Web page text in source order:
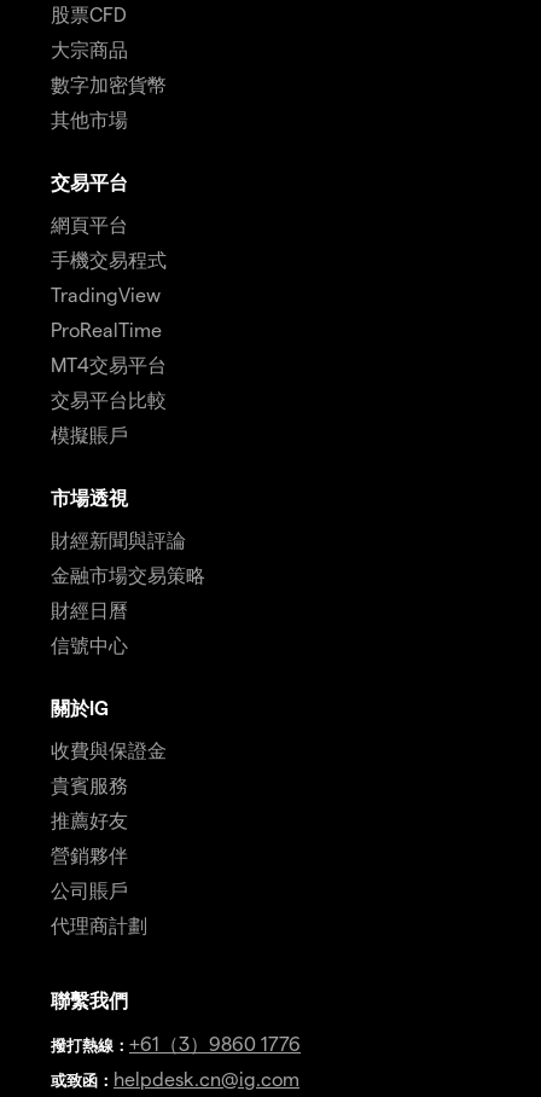
股票CFD
大宗商品
數字加密貨幣
其他市場
交易平台
網頁平台
手機交易程式
TradingView
ProRealTime
MT4交易平台
交易平台比較
模擬賬戶
市場透視
財經新聞與評論
金融市場交易策略
財經日曆
信號中心
關於IG
收費與保證金
貴賓服務
推薦好友
營銷夥伴
公司賬戶
代理商計劃
聯繫我們
撥打熱線 ： +61（3）9860 1776
或致函： helpdesk.cn@ig.com